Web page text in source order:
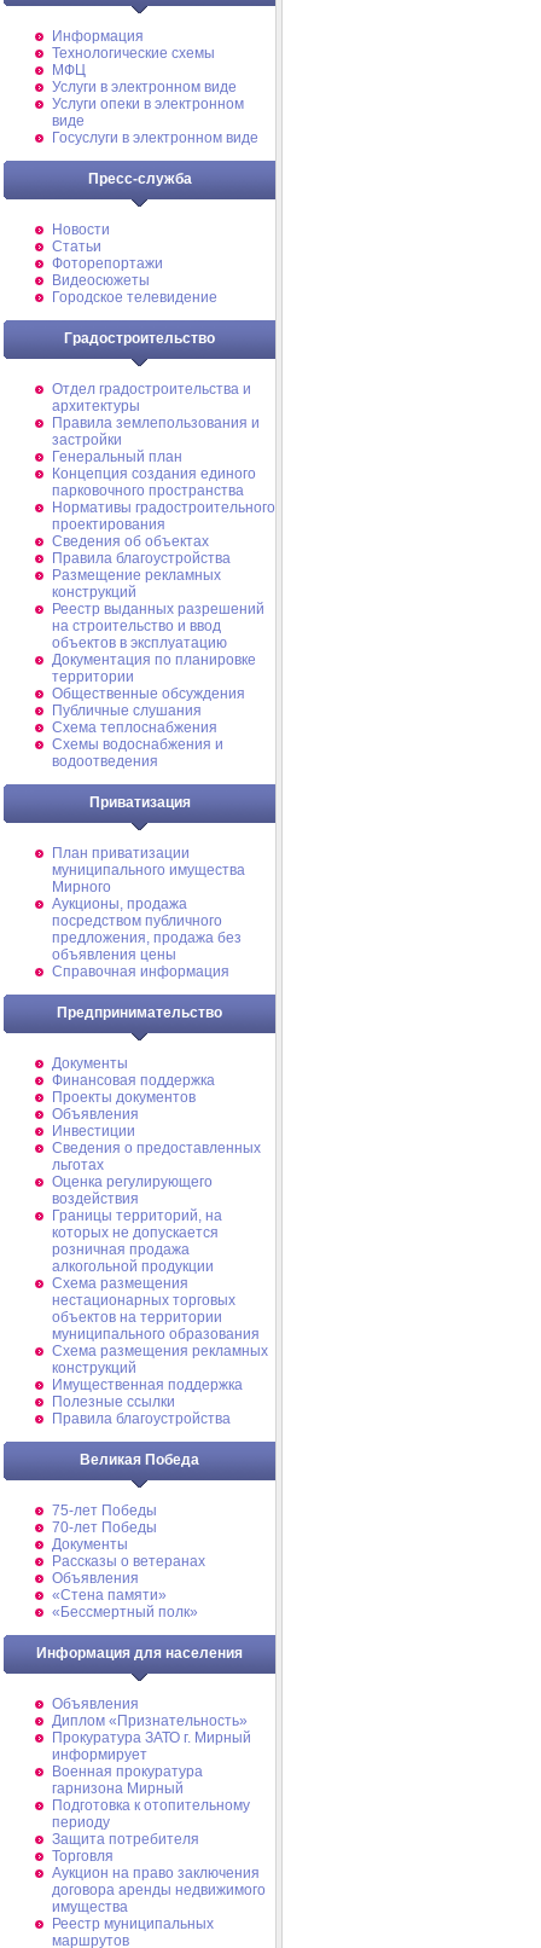
Информация
Технологические схемы
МФЦ
Услуги в электронном виде
Услуги опеки в электронном
виде
Госуслуги в электронном виде
Пресс-служба
Новости
Статьи
Фоторепортажи
Видеосюжеты
Городское телевидение
Градостроительство
Отдел градостроительства и
архитектуры
Правила землепользования и
застройки
Генеральный план
Концепция создания единого
парковочного пространства
Нормативы градостроительного
проектирования
Сведения об объектах
Правила благоустройства
Размещение рекламных
конструкций
Реестр выданных разрешений
на строительство и ввод
объектов в эксплуатацию
Документация по планировке
территории
Общественные обсуждения
Публичные слушания
Схема теплоснабжения
Схемы водоснабжения и
водоотведения
Приватизация
План приватизации
муниципального имущества
Мирного
Аукционы, продажа
посредством публичного
предложения, продажа без
объявления цены
Справочная информация
Предпринимательство
Документы
Финансовая поддержка
Проекты документов
Объявления
Инвестиции
Сведения о предоставленных
льготах
Оценка регулирующего
воздействия
Границы территорий, на
которых не допускается
розничная продажа
алкогольной продукции
Схема размещения
нестационарных торговых
объектов на территории
муниципального образования
Схема размещения рекламных
конструкций
Имущественная поддержка
Полезные ссылки
Правила благоустройства
Великая Победа
75-лет Победы
70-лет Победы
Документы
Рассказы о ветеранах
Объявления
«Стена памяти»
«Бессмертный полк»
Информация для населения
Объявления
Диплом «Признательность»
Прокуратура ЗАТО г. Мирный
информирует
Военная прокуратура
гарнизона Мирный
Подготовка к отопительному
периоду
Защита потребителя
Торговля
Аукцион на право заключения
договора аренды недвижимого
имущества
Реестр муниципальных
маршрутов